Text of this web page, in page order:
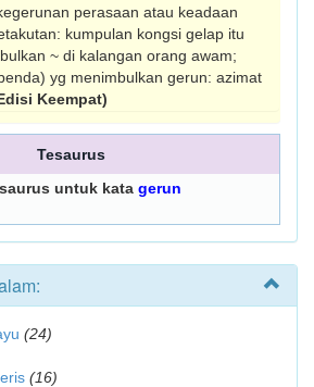
perasaan atau keadaan
kumpulan kongsi gelap itu
~ di kalangan orang awam;
yg menimbulkan gerun: azimat
Keempat)
Tesaurus
untuk kata gerun
(24)
(16)